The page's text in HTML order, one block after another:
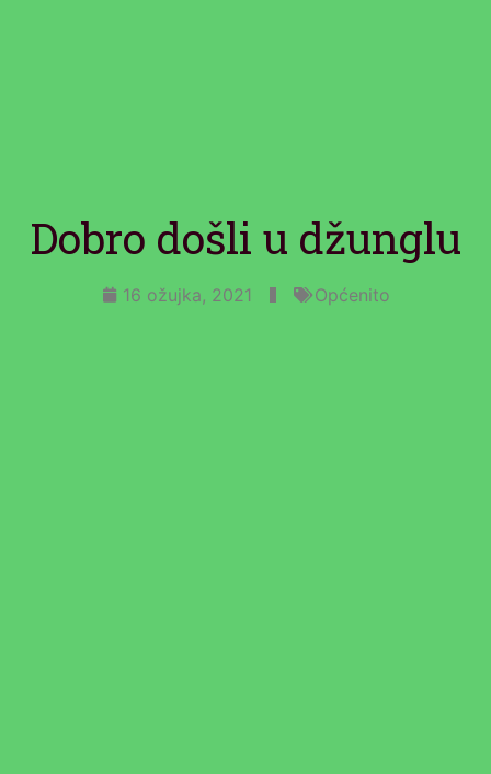
Dobro došli u džunglu
16 ožujka, 2021 Općenito